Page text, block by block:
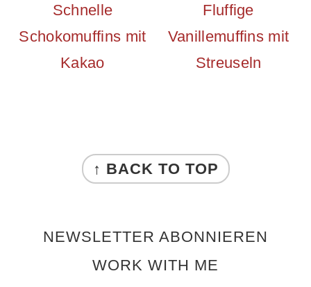
Schnelle
Schokomuffins mit
Kakao
Fluffige
Vanillemuffins mit
Streuseln
FOOTER
↑ BACK TO TOP
NEWSLETTER ABONNIEREN
WORK WITH ME